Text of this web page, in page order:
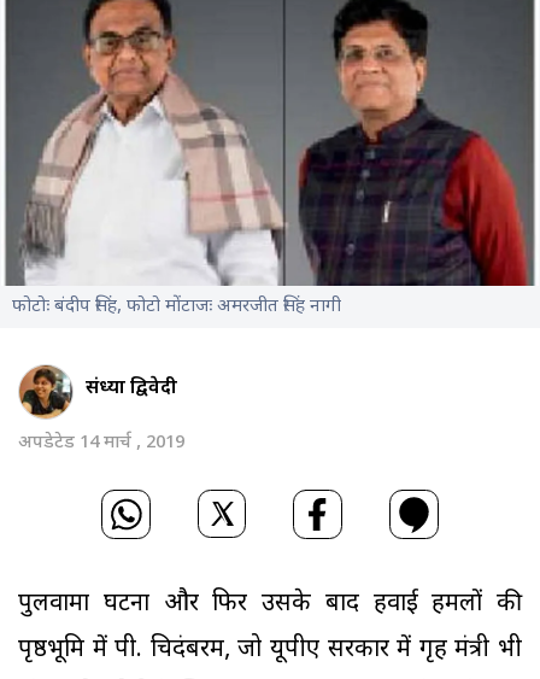
फोटोः बंदीप सिंह, फोटो मोंटाजः अमरजीत सिंह नागी
संध्या द्विवेदी
अपडेटेड 14 मार्च , 2019
पुलवामा घटना और फिर उसके बाद हवाई हमलों की
पृष्ठभूमि में पी. चिदंबरम, जो यूपीए सरकार में गृह मंत्री भी